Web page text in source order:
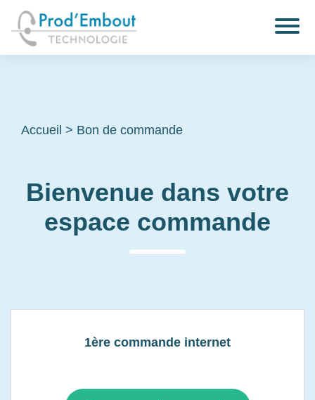
Accueil > Bon de commande
Bienvenue dans votre
espace commande
1ère commande internet